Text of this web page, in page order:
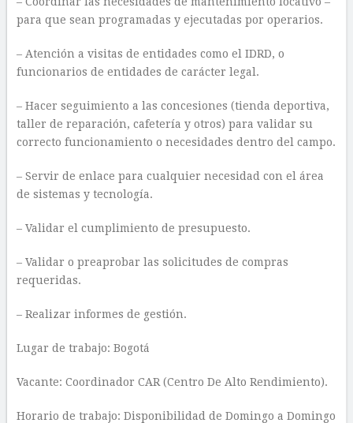
para que sean programadas y ejecutadas por operarios.
– Atención a visitas de entidades como el IDRD, o
funcionarios de entidades de carácter legal.
– Hacer seguimiento a las concesiones (tienda deportiva,
taller de reparación, cafetería y otros) para validar su
correcto funcionamiento o necesidades dentro del campo.
– Servir de enlace para cualquier necesidad con el área
de sistemas y tecnología.
– Validar el cumplimiento de presupuesto.
– Validar o preaprobar las solicitudes de compras
requeridas.
– Realizar informes de gestión.
Lugar de trabajo: Bogotá
Vacante: Coordinador CAR (Centro De Alto Rendimiento).
Horario de trabajo: Disponibilidad de Domingo a Domingo